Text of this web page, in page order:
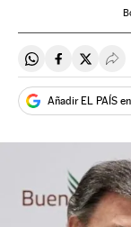
Compartir en
Compartir
Añadir EL PAÍS